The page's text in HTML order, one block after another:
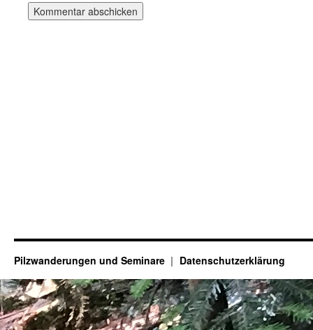
Pilzwanderungen und Seminare Datenschutzerklärung